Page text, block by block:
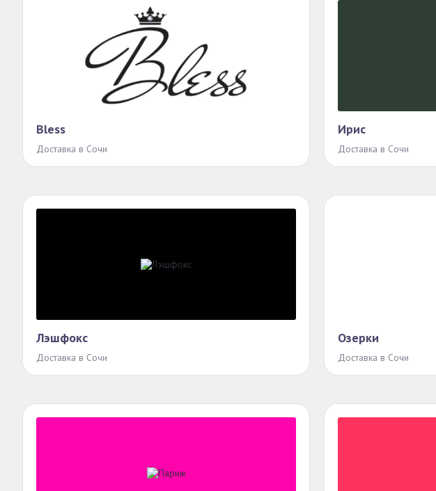
Bless
Доставка в Сочи
Ирис
Доставка в Сочи
Лэшфокс
Доставка в Сочи
Озерки
Доставка в Сочи